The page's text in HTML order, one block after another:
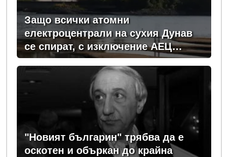
Защо всички атомни
електроцентрали на сухия Дунав
се спират, с изключение АЕЦ
"Козлодуй"?
"Новият българин" трябва да е
оскотен и объркан до крайна